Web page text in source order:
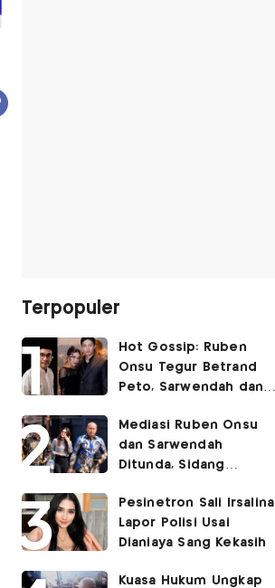
Terpopuler
Hot Gossip: Ruben
Onsu Tegur Betrand
Peto, Sarwendah dan
Kemesraan
Mediasi Ruben Onsu
dan Sarwendah
Ditunda, Sidang
Pesinetron Sali Irsalina
Lapor Polisi Usai
Dianiaya Sang Kekasih
Kuasa Hukum Ungkap